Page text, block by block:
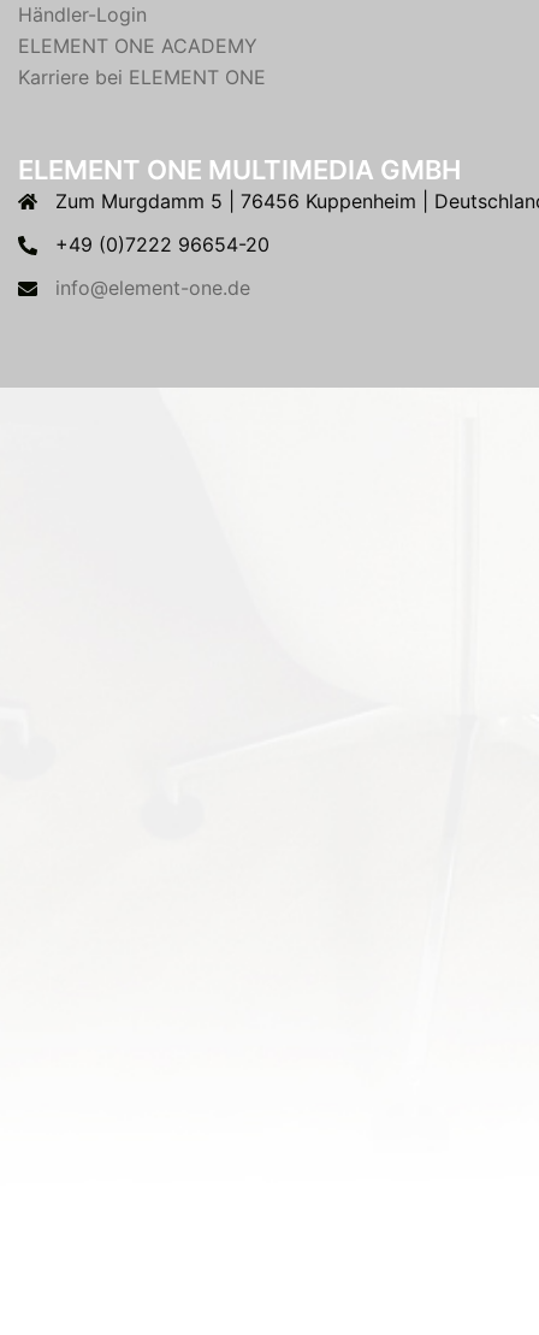
Händler-Login
ELEMENT ONE ACADEMY
Karriere bei ELEMENT ONE
ELEMENT ONE MULTIMEDIA GMBH
Zum Murgdamm 5 | 76456 Kuppenheim |
+49 (0)7222 96654-20
info@element-one.de